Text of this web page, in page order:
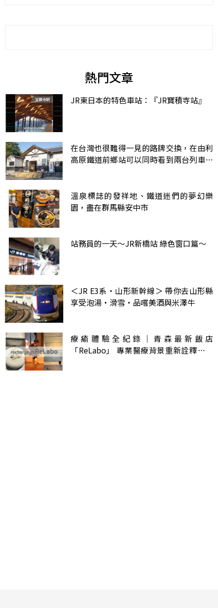
熱門文章
JR東日本的特色車站：『JR寶積寺站』
在台灣也很難得一見的路牌交換，在由利
高原鐵道前鄉站可以同時看到兩台列車交
溫泉標誌的發祥地、鐵道迷們的夢幻樂
園，盡在群馬縣安中市
站務員的一天～JR新橋站 綠色窗口篇～
＜JR E3系・山形新幹線＞ 帶你去山形縣
享受泡湯・滑雪・品嚐美酒與米澤牛
療瘉體驗全紀錄｜青森最新飯店
「ReLabo」 專業醫療背景重新詮釋旅宿